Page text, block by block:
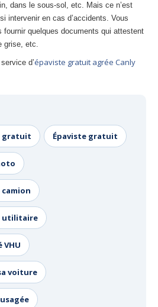
dans le sous-sol, etc. Mais ce n’est
intervenir en cas d’accidents. Vous
quelques documents qui attestent
grise, etc.
d’épaviste gratuit agrée Canly
gratuit Épaviste gratuit
camion
utilitaire
VHU
voiture